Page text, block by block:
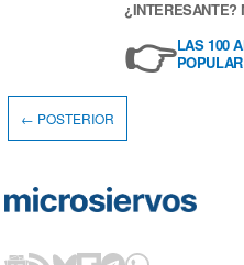
👉LAS 100
← POSTERIOR